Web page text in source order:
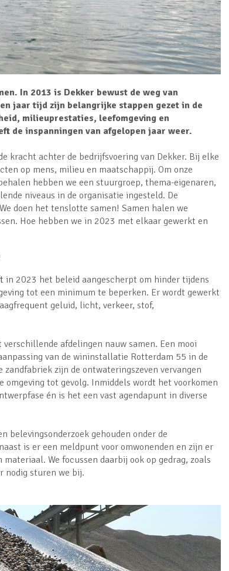
In 2013 is Dekker bewust de weg van
jaar tijd zijn belangrijke stappen gezet in de
milieuprestaties, leefomgeving en
de inspanningen van afgelopen jaar weer.
kracht achter de bedrijfsvoering van Dekker. Bij elke
op mens, milieu en maatschappij. Om onze
hebben we een stuurgroep, thema-eigenaren,
niveaus in de organisatie ingesteld. De
doen het tenslotte samen! Samen halen we
Hoe hebben we in 2023 met elkaar gewerkt en
in 2023 het beleid aangescherpt om hinder tijdens
tot een minimum te beperken. Er wordt gewerkt
geluid, licht, verkeer, stof,
afdelingen nauw samen. Een mooi
van de wininstallatie Rotterdam 55 in de
zandfabriek zijn de ontwateringszeven vervangen
omgeving tot gevolg. Inmiddels wordt het voorkomen
én is het een vast agendapunt in diverse
belevingsonderzoek gehouden onder de
is er een meldpunt voor omwonenden en zijn er
We focussen daarbij ook op gedrag, zoals
nodig sturen we bij.